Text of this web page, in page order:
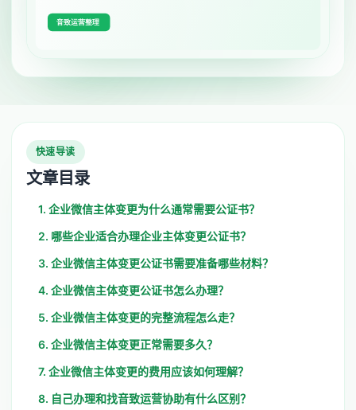
快速导读
文章目录
1. 企业微信主体变更为什么通常需要公证书？
2. 哪些企业适合办理企业主体变更公证书？
3. 企业微信主体变更公证书需要准备哪些材料？
4. 企业微信主体变更公证书怎么办理？
5. 企业微信主体变更的完整流程怎么走？
6. 企业微信主体变更正常需要多久？
7. 企业微信主体变更的费用应该如何理解？
8. 自己办理和找音致运营协助有什么区别？